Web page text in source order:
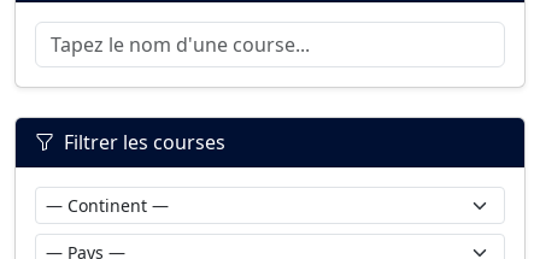
Filtrer les courses